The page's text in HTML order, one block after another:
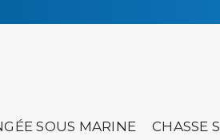
SOUS MARINE CHASSE